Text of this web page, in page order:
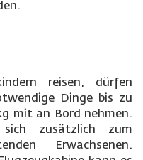
reisen, dürfen
Dinge bis zu
mit an Bord nehmen.
zusätzlich zum
Erwachsenen.